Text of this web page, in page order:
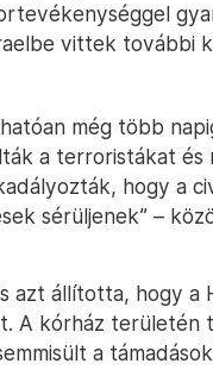
vittek további
még több
a terroristákat
hogy a
sérüljenek” –
azt állította, hogy a
A kórház területén
a